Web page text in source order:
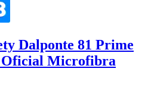
Dalponte 81 Prime
Oficial Microfibra